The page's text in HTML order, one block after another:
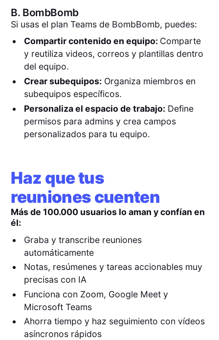
B. BombBomb
Si usas el plan Teams de BombBomb, puedes:
Compartir contenido en equipo: Comparte
y reutiliza videos, correos y plantillas dentro
del equipo.
Crear subequipos: Organiza miembros en
subequipos específicos.
Personaliza el espacio de trabajo: Define
permisos para admins y crea campos
personalizados para tu equipo.
Haz que tus
reuniones cuenten
Más de 100.000 usuarios lo aman y confían en
él:
Graba y transcribe reuniones
automáticamente
Notas, resúmenes y tareas accionables muy
precisas con IA
Funciona con Zoom, Google Meet y
Microsoft Teams
Ahorra tiempo y haz seguimiento con vídeos
asíncronos rápidos